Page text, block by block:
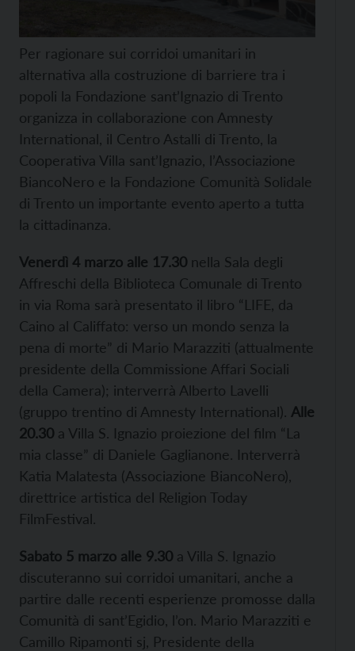
Per ragionare sui corridoi umanitari in
alternativa alla costruzione di barriere tra i
popoli la Fondazione sant’Ignazio di Trento
organizza in collaborazione con Amnesty
International, il Centro Astalli di Trento, la
Cooperativa Villa sant’Ignazio, l’Associazione
BiancoNero e la Fondazione Comunità Solidale
di Trento un importante evento aperto a tutta
la cittadinanza.
Venerdì 4 marzo alle 17.30 nella Sala degli
Affreschi della Biblioteca Comunale di Trento
in via Roma sarà presentato il libro “LIFE, da
Caino al Califfato: verso un mondo senza la
pena di morte” di Mario Marazziti (attualmente
presidente della Commissione Affari Sociali
della Camera); interverrà Alberto Lavelli
(gruppo trentino di Amnesty International). Alle
20.30 a Villa S. Ignazio proiezione del film “La
mia classe” di Daniele Gaglianone. Interverrà
Katia Malatesta (Associazione BiancoNero),
direttrice artistica del Religion Today
FilmFestival.
Sabato 5 marzo alle 9.30 a Villa S. Ignazio
discuteranno sui corridoi umanitari, anche a
partire dalle recenti esperienze promosse dalla
Comunità di sant’Egidio, l’on. Mario Marazziti e
Camillo Ripamonti sj, Presidente della